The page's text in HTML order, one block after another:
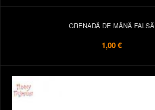
GRENADĂ DE MÂNĂ FALSĂ
1,00 €